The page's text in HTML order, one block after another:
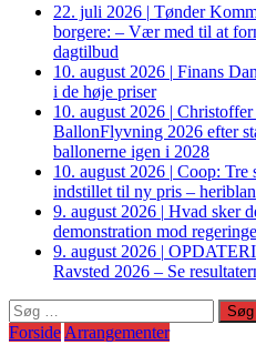
22. juli 2026 | Tønder
borgere: – Vær med til at
dagtilbud
10. august 2026 | Finans
i de høje priser
10. august 2026 |
BallonFlyvning 2026 efter
ballonerne igen i 2028
10. august 2026 | Coop: Tre
indstillet til ny pris –
9. august 2026 | Hvad sker
demonstration mod
9. august 2026 |
Ravsted 2026 – Se
Søg
efter:
Forside Arrangementer